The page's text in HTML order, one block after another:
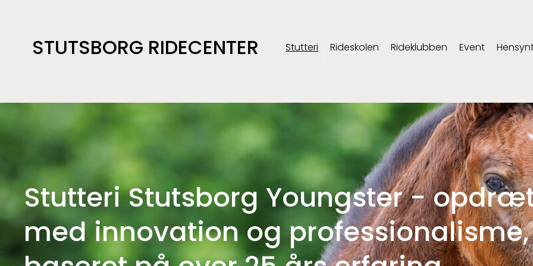
STUTSBORG RIDECENTER Stutteri Rideskolen Rideklubben Event
Stutteri Stutsborg Youngster -
med innovation og professionalisme,